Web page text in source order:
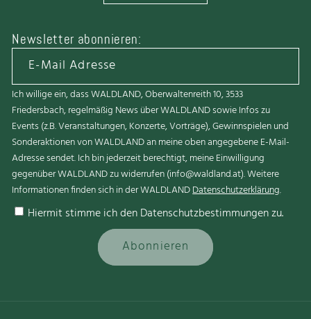
Newsletter abonnieren:
E-Mail Adresse
Ich willige ein, dass WALDLAND, Oberwaltenreith 10, 3533
Friedersbach, regelmäßig News über WALDLAND sowie Infos zu
Events (z.B. Veranstaltungen, Konzerte, Vorträge), Gewinnspielen und
Sonderaktionen von WALDLAND an meine oben angegebene E-Mail-
Adresse sendet. Ich bin jederzeit berechtigt, meine Einwilligung
gegenüber WALDLAND zu widerrufen (info@waldland.at). Weitere
Informationen finden sich in der WALDLANDDatenschutzerklärung.
Hiermit stimme ich den Datenschutzbestimmungen zu.
Abonnieren